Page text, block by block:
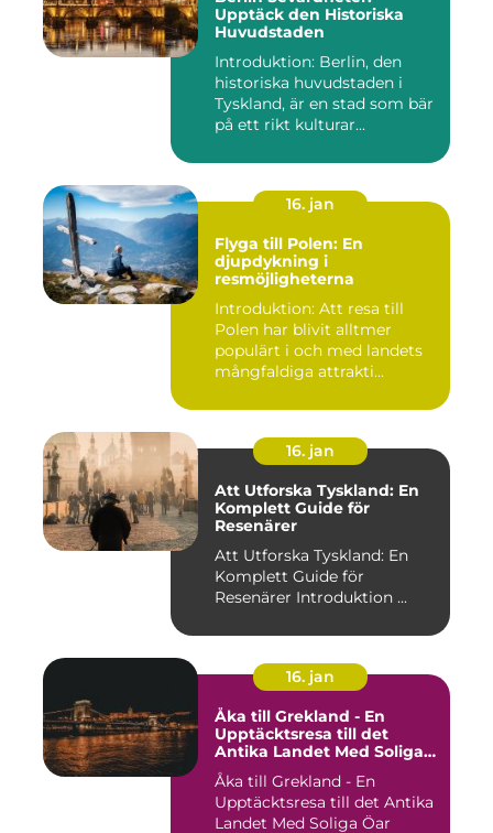
Upptäck den Historiska
Huvudstaden
Introduktion: Berlin, den
historiska huvudstaden i
Tyskland, är en stad som bär
på ett rikt kulturar...
16. jan
Flyga till Polen: En
djupdykning i
resmöjligheterna
Introduktion: Att resa till
Polen har blivit alltmer
populärt i och med landets
mångfaldiga attrakti...
16. jan
Att Utforska Tyskland: En
Komplett Guide för
Resenärer
Att Utforska Tyskland: En
Komplett Guide för
Resenärer Introduktion ...
16. jan
Åka till Grekland - En
Upptäcktsresa till det
Antika Landet Med Soliga
Öar
Åka till Grekland - En
Upptäcktsresa till det Antika
Landet Med Soliga Öar